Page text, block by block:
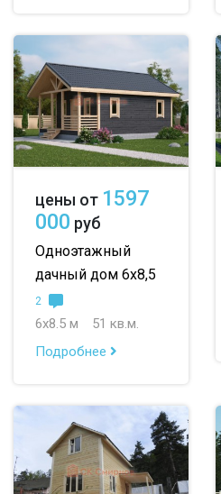
цены от 1597
000 руб
Одноэтажный
дачный дом 6х8,5
2
6х8.5 м
51 кв.м.
Подробнее